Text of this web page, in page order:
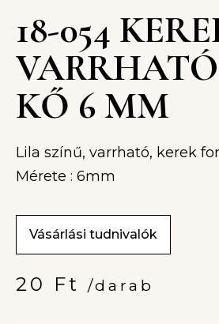
18-054
KŐ 6 MM
Lila színű, varrható, kerek
Mérete : 6mm
Vásárlási tudnivalók
20 Ft /darab